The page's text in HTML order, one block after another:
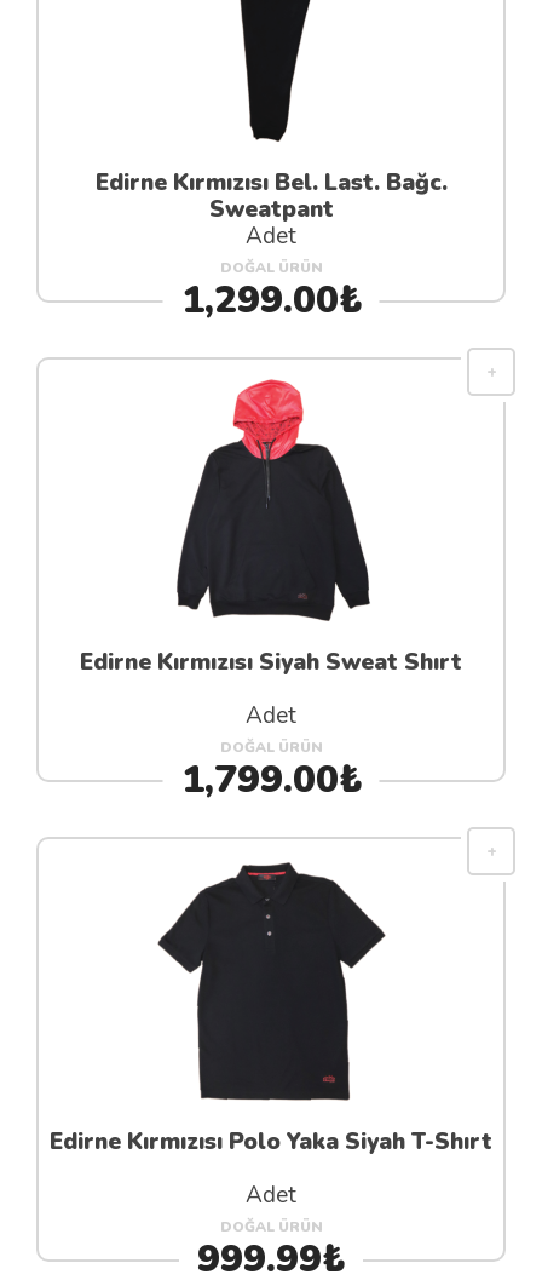
Edirne Kırmızısı Bel. Last. Bağc.
Sweatpant
Adet
DOĞAL ÜRÜN
1,299.00₺
Edirne Kırmızısı Siyah Sweat Shırt
Adet
DOĞAL ÜRÜN
1,799.00₺
Edirne Kırmızısı Polo Yaka Siyah T-Shırt
Adet
DOĞAL ÜRÜN
999.99₺